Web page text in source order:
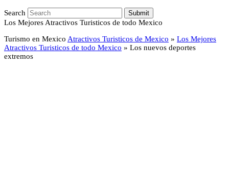
Search Submit
Los Mejores Atractivos Turisticos de todo Mexico
Turismo en Mexico Atractivos Turisticos de Mexico » Los Mejores
Atractivos Turisticos de todo Mexico » Los nuevos deportes
extremos